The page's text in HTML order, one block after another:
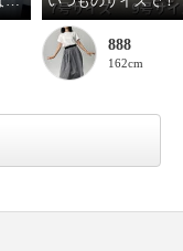
888
162cm